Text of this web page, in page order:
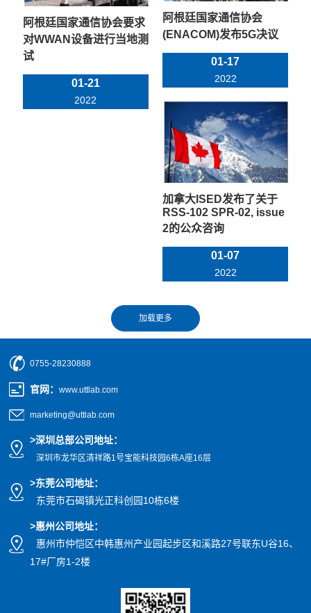
阿根廷国家通信协会要求
对WWAN设备进行当地测
试
01-21
2022
阿根廷国家通信协会
(ENACOM)发布5G决议
01-17
2022
加拿大ISED发布了关于
RSS-102 SPR-02, issue
2的公众咨询
01-07
2022
0755-28230888
官网：www.uttlab.com
marketing@uttlab.com
>深圳总部公司地址：
深圳市龙华区清祥路1号宝能科技园6栋A座16层
>东莞公司地址：
东莞市石碣镇光正科创园10栋6楼
>惠州公司地址：
惠州市仲恺区中韩惠州产业园起步区和溪路27号联东U谷16、
17#厂房1-2楼